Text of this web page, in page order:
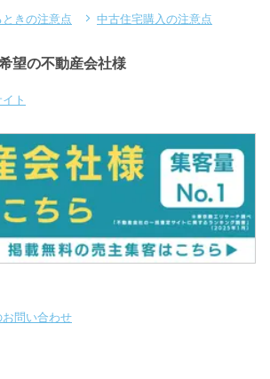
きの注意点 中古住宅購入の注意点
望の不動産会社様
ト
問い合わせ